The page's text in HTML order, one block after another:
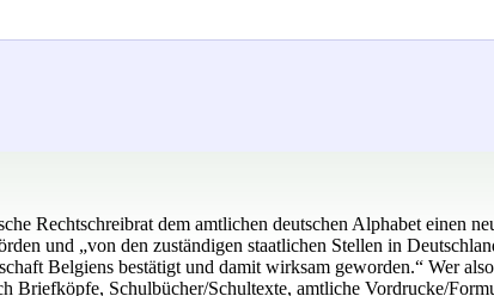
Rechtschreibrat dem amtlichen deutschen Alphabet einen
und „von den zuständigen staatlichen Stellen in
Belgiens bestätigt und damit wirksam geworden.“ Wer
Briefköpfe, Schulbücher/Schultexte, amtliche Vordrucke/